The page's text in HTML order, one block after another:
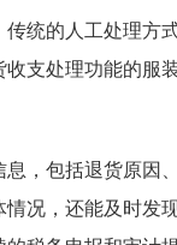
统的人工处理方
支处理功能的服
，包括退货原因
况，还能及时发